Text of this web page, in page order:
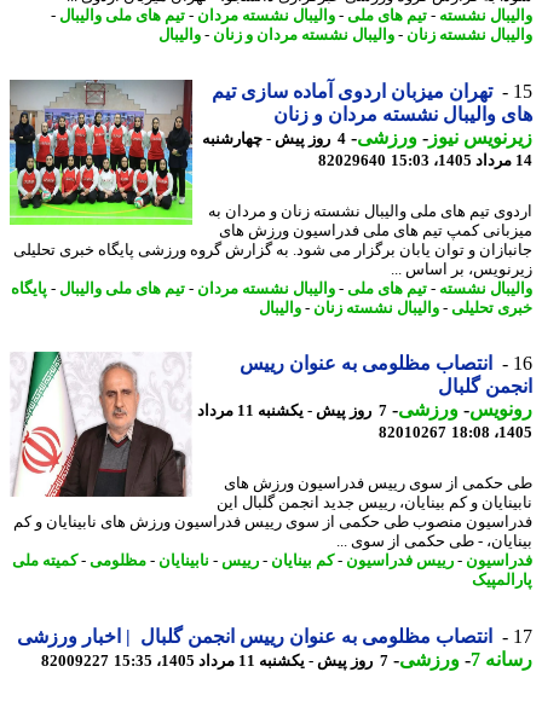
نشسته-تیم های ملی -والیبال نشسته مردان - تیم های ملی والیبال-
نشسته زنان -والیبال نشسته مردان و زنان -والیبال
تهران میزبان اردوی آماده سازی تیم
والیبال نشسته مردان و زنان
نیوز-ورزشی-
4 روز پیش - چهارشنبه
82029640
تیم های ملی والیبال نشسته زنان و مردان به
کمپ تیم های ملی فدراسیون ورزش های
و توان یابان برگزار می شود. به گزارش گروه ورزشی پایگاه خبری تحلیلی
بر اساس ...
نشسته-تیم های ملی -والیبال نشسته مردان - تیم های ملی والیبال-پایگاه
تحلیلی-والیبال نشسته زنان -والیبال
انتصاب مظلومی به عنوان رییس
گلبال
-ورزشی-
7 روز پیش - یکشنبه 11 مرداد
82010267
حکمی از سوی رییس فدراسیون ورزش های
و کم بینایان، رییس جدید انجمن گلبال این
منصوب طی حکمی از سوی رییس فدراسیون ورزش های نابینایان و کم
- طی حکمی از سوی ...
-رییس فدراسیون-کم بینایان-رییس -نابینایان-مظلومی-کمیته ملی
انتصاب مظلومی به عنوان رییس انجمن گلبال | اخبار ورزشی
7
-ورزشی-7 روز پیش - یکشنبه 11 مرداد 1405، 15:35 82009227